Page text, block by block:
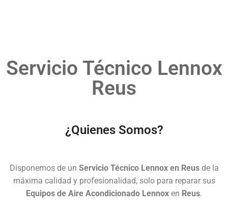
Servicio Técnico Lennox
Reus
¿Quienes Somos?
Disponemos de un Servicio Técnico Lennox en Reusde la
máxima calidad y profesionalidad, solo para reparar sus
Equipos de Aire Acondicionado Lennox en Reus.